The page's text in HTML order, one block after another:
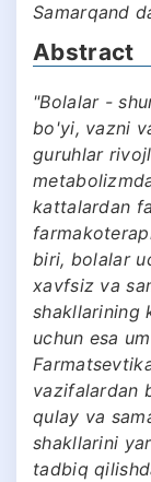
Samarqand
Abstract
"Bolalar -
bo'yi, vazni
guruhlar
kattalardan
biri, bolalar
xavfsiz va
shakllarining
uchun esa
vazifalardan
qulay va
shakllarini
tadbiq